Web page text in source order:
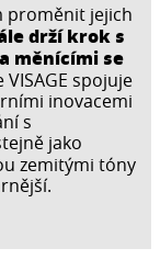
proměnit jejich
drží krok s
měnícími se
spojuje
inovacemi
s
jako
zemitými tóny